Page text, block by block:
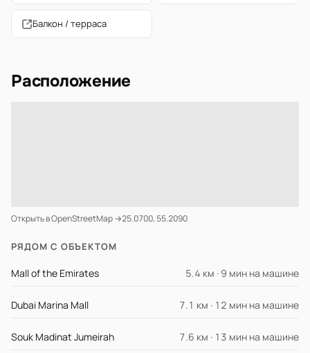
Балкон / терраса
Расположение
Открыть в OpenStreetMap →25.0700, 55.2090
РЯДОМ С ОБЪЕКТОМ
Mall of the Emirates 5.4 км · 9 мин на машине
Dubai Marina Mall 7.1 км · 12 мин на машине
Souk Madinat Jumeirah 7.6 км · 13 мин на машине